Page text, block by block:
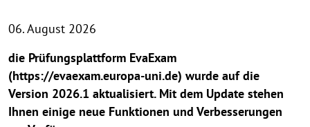
06. August 2026
die Prüfungsplattform EvaExam
(https://evaexam.europa-uni.de) wurde auf die
Version 2026.1 aktualisiert. Mit dem Update stehen
Ihnen einige neue Funktionen und Verbesserungen